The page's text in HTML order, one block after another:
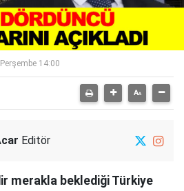
14:00
Editör
merakla beklediği Türkiye